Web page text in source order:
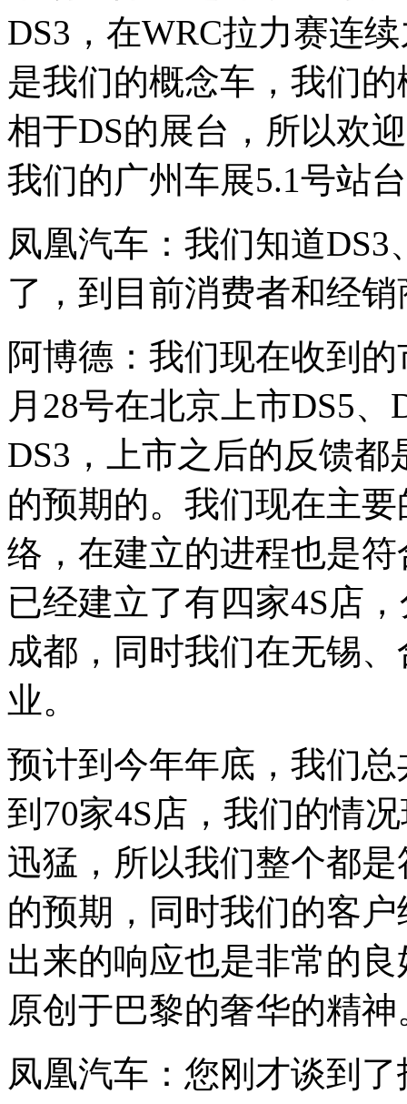
DS3，在WRC拉力赛连
是我们的概念车，我们
相于DS的展台，所以欢
我们的广州车展5.1号站
凤凰汽车：我们知道DS3
了，到目前消费者和经
阿博德：我们现在收到
月28号在北京上市DS5
DS3，上市之后的反馈
的预期的。我们现在主
络，在建立的进程也是
已经建立了有四家4S店
成都，同时我们在无锡
业。
预计到今年年底，我们
到70家4S店，我们的情
迅猛，所以我们整个都
的预期，同时我们的客
出来的响应也是非常的
原创于巴黎的奢华的精神
凤凰汽车：您刚才谈到